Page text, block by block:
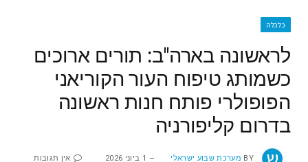
כלכלה
לראשונה בארה"ב: תורים ארוכים
כשמותג טיפוח העור הקוריאני
הפופולרי פותח חנות ראשונה
בדרום קליפורניה
BY מערכת שבוע ישראלי 1 ביוני 2026 אין תגובות